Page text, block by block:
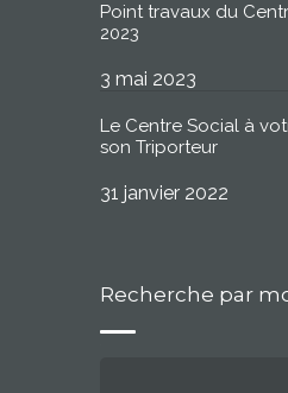
Point travaux du
2023
3 mai 2023
Le Centre Social à
son Triporteur
31 janvier 2022
Recherche par